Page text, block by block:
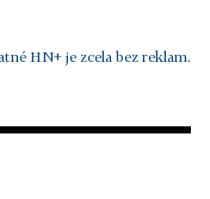
HN+ je zcela bez reklam.